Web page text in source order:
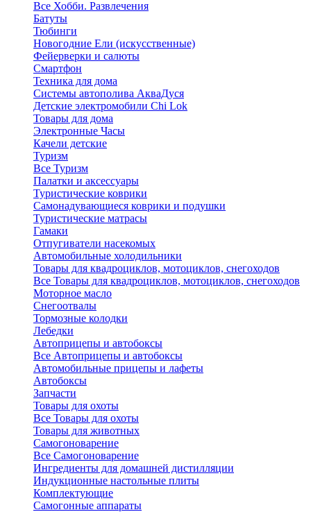
Все Хобби. Развлечения
Батуты
Тюбинги
Новогодние Ели (искусственные)
Фейерверки и салюты
Смартфон
Техника для дома
Системы автополива АкваДуся
Детские электромобили Chi Lok
Товары для дома
Электронные Часы
Качели детские
Туризм
Все Туризм
Палатки и аксессуары
Туристические коврики
Самонадувающиеся коврики и подушки
Туристические матрасы
Гамаки
Отпугиватели насекомых
Автомобильные холодильники
Товары для квадроциклов, мотоциклов, снегоходов
Все Товары для квадроциклов, мотоциклов, снегоходов
Моторное масло
Снегоотвалы
Тормозные колодки
Лебедки
Автоприцепы и автобоксы
Все Автоприцепы и автобоксы
Автомобильные прицепы и лафеты
Автобоксы
Запчасти
Товары для охоты
Все Товары для охоты
Товары для животных
Самогоноварение
Все Самогоноварение
Ингредиенты для домашней дистилляции
Индукционные настольные плиты
Комплектующие
Самогонные аппараты